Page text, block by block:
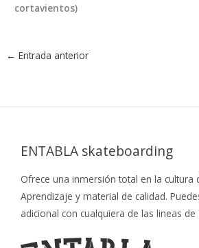
cortavientos)
← Entrada anterior
ENTABLA skateboarding
Ofrece una inmersión total en la cultura
Aprendizaje y material de calidad.
adicional con cualquiera de las lineas de